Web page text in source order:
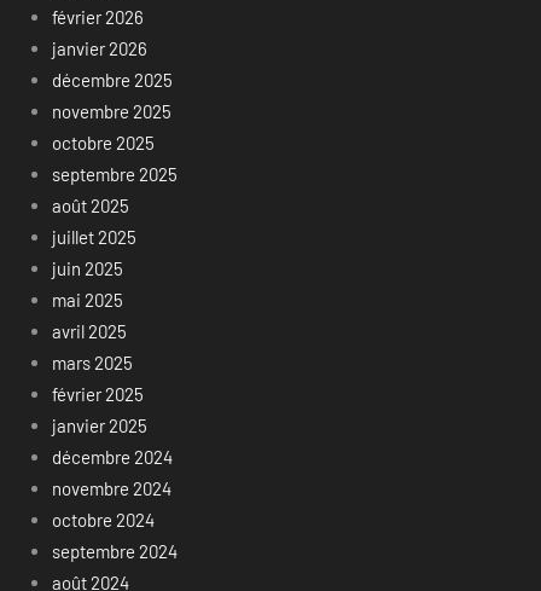
février 2026
janvier 2026
décembre 2025
novembre 2025
octobre 2025
septembre 2025
août 2025
juillet 2025
juin 2025
mai 2025
avril 2025
mars 2025
février 2025
janvier 2025
décembre 2024
novembre 2024
octobre 2024
septembre 2024
août 2024